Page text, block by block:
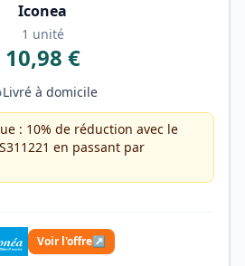
Iconea
1 unité
10,98 €
Livré à domicile
: 10% de réduction avec le
en passant par
Voir l'offre↗